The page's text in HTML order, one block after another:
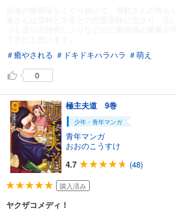
＃癒やされる ＃ドキドキハラハラ ＃萌え
0
極主夫道 9巻
少年・青年マンガ
青年マンガ
おおのこうすけ
4.7
(48)
購入済み
ヤクザコメディ！